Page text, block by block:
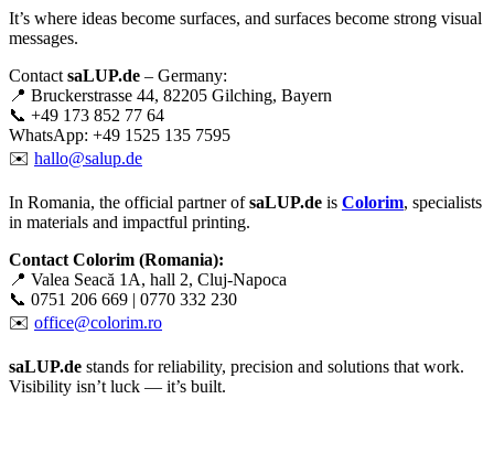
It’s where ideas become surfaces, and surfaces become strong visual
messages.
Contact saLUP.de – Germany:
📍 Bruckerstrasse 44, 82205 Gilching, Bayern
📞 +49 173 852 77 64
WhatsApp: +49 1525 135 7595
✉️ hallo@salup.de
In Romania, the official partner ofsaLUP.de is Colorim, specialists
in materials and impactful printing.
Contact Colorim (Romania):
📍 Valea Seacă 1A, hall 2, Cluj-Napoca
📞 0751 206 669 | 0770 332 230
✉️ office@colorim.ro
saLUP.de stands for reliability, precision and solutions that work.
Visibility isn’t luck — it’s built.